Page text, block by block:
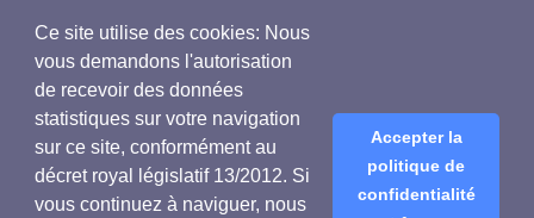
Ce site utilise des cookies: Nous
vous demandons l'autorisation
de recevoir des données
statistiques sur votre navigation
sur ce site, conformément au
décret royal législatif 13/2012. Si
vous continuez à naviguer, nous
Accepter la
politique de
confidentialité